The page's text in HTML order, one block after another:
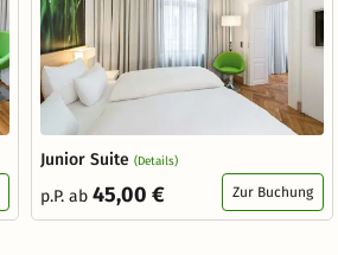
Junior Suite (Details)
p.P. ab 45,00 € Zur Buchung